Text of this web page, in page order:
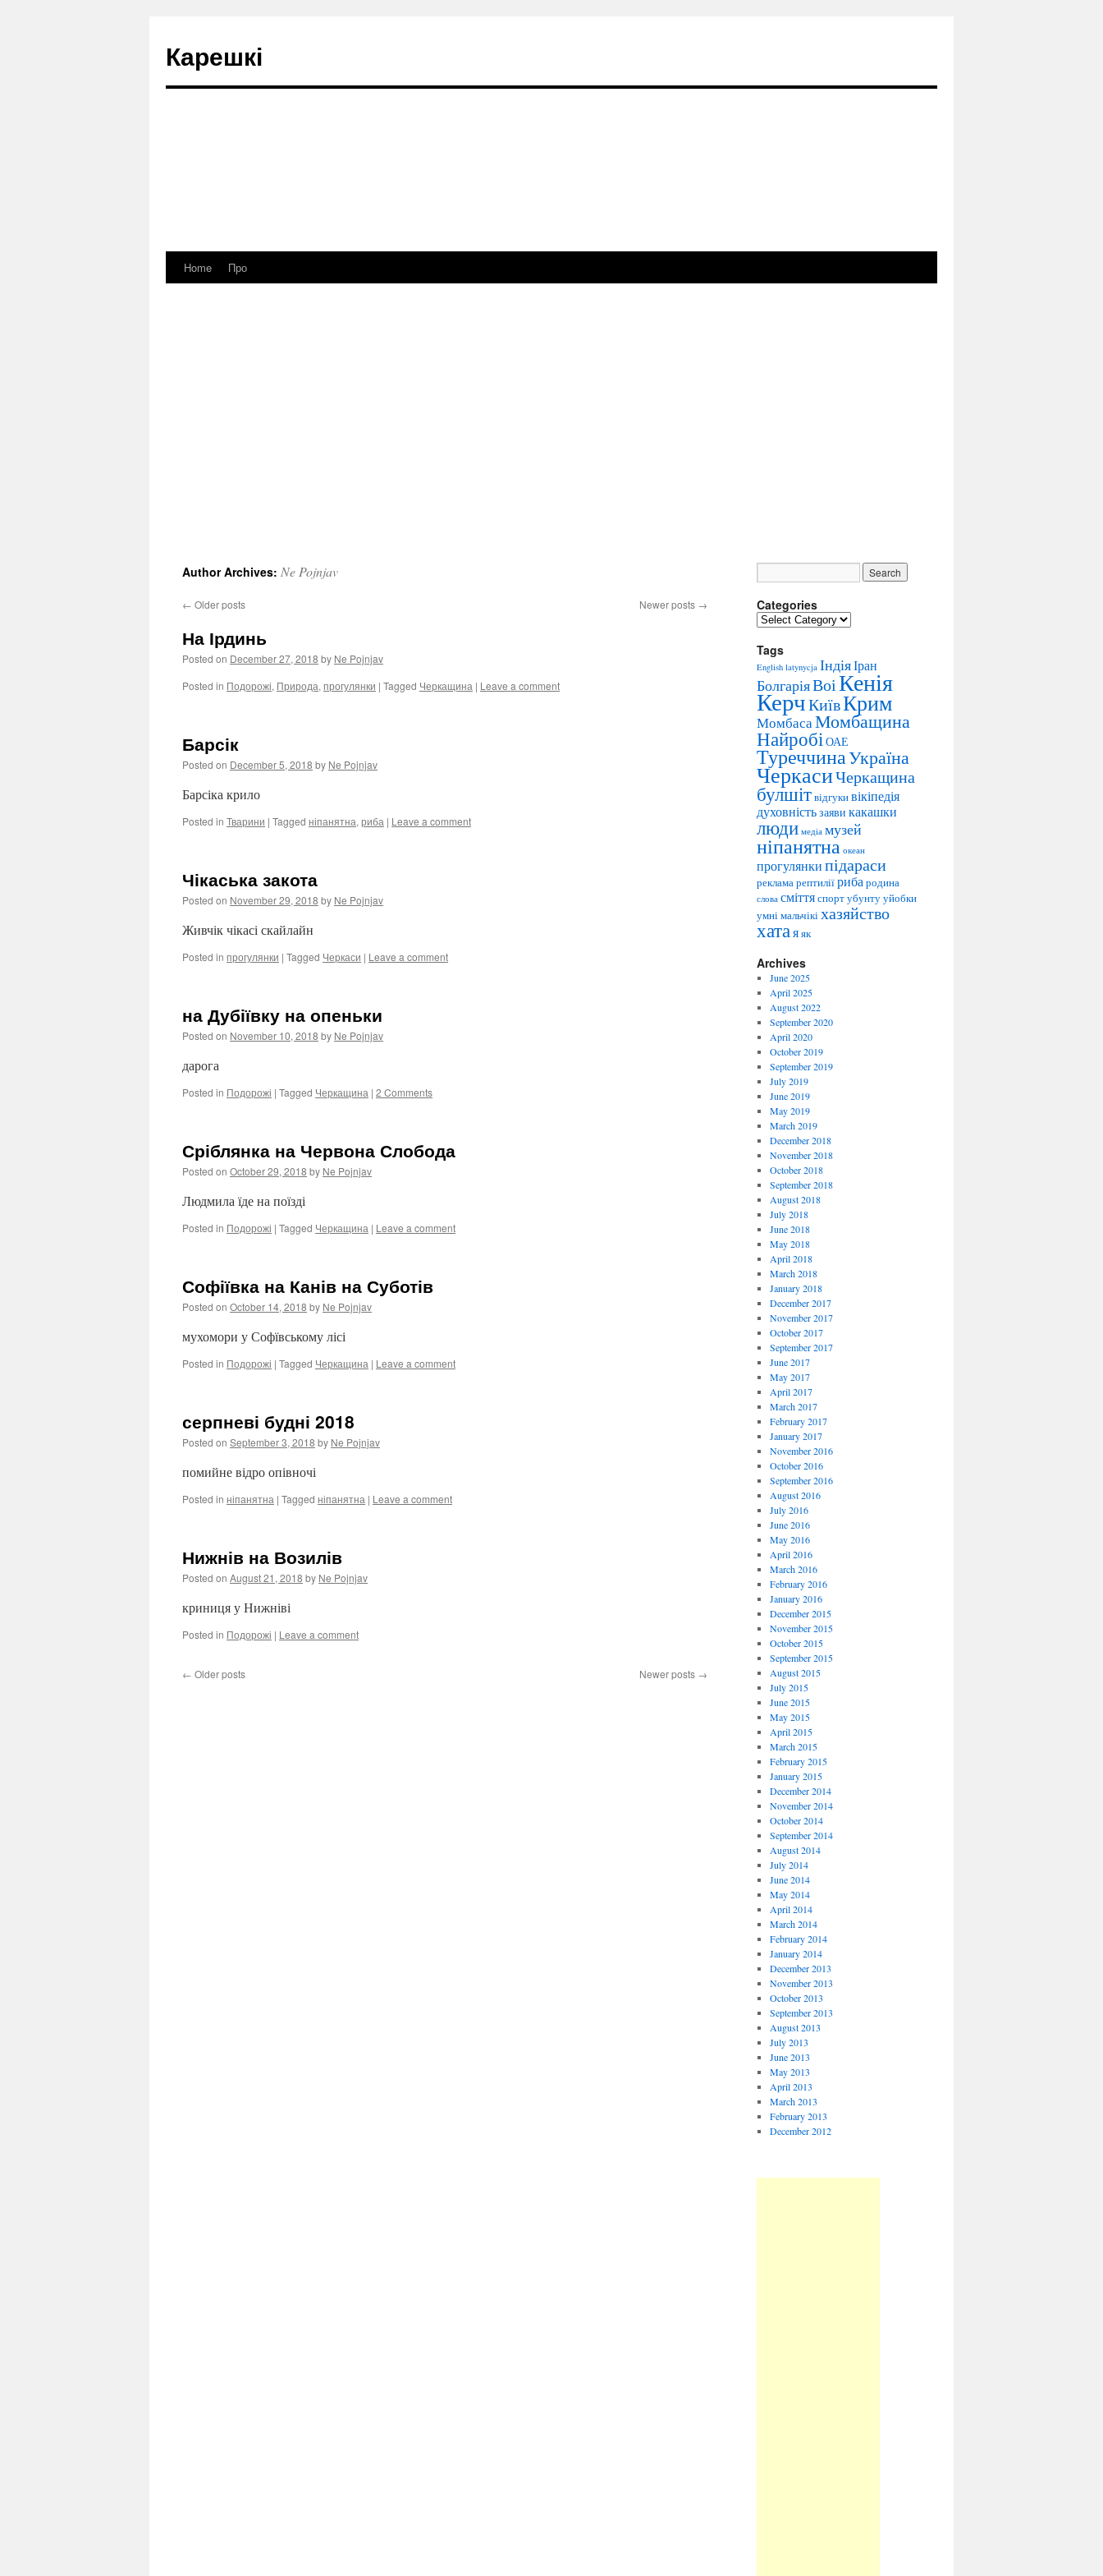
Карешкі
SkipHome Про
Author Archives: Ne Pojnjav
← Older posts Newer posts →
На Ірдинь
Posted on December 27, 2018 by Ne Pojnjav
Posted in Подорожі, Природа, прогулянки | Tagged Черкащина | Leave a comment
Барсік
Posted on December 5, 2018 by Ne Pojnjav
Барсіка крило
Posted in Тварини | Tagged ніпанятна, риба | Leave a comment
Чікаська закота
Posted on November 29, 2018 by Ne Pojnjav
Живчік чікасі скайлайн
Posted in прогулянки | Tagged Черкаси | Leave a comment
на Дубіївку на опеньки
Posted on November 10, 2018 by Ne Pojnjav
дарога
Posted in Подорожі | Tagged Черкащина | 2 Comments
Сріблянка на Червона Слобода
Posted on October 29, 2018 by Ne Pojnjav
Людмила їде на поїзді
Posted in Подорожі | Tagged Черкащина | Leave a comment
Софіївка на Канів на Суботів
Posted on October 14, 2018 by Ne Pojnjav
мухомори у Софївському лісі
Posted in Подорожі | Tagged Черкащина | Leave a comment
серпневі будні 2018
Posted on September 3, 2018 by Ne Pojnjav
помийне відро опівночі
Posted in ніпанятна | Tagged ніпанятна | Leave a comment
Нижнів на Возилів
Posted on August 21, 2018 by Ne Pojnjav
криниця у Нижніві
Posted in Подорожі | Leave a comment
← Older posts Newer posts →
Categories
C
t
e
g
o
r
i
e
s
Tags
English latynycja ІндіяІран
БолгаріяВоіКенія
КерчКиївКрим
МомбасаМомбащина
НайробіОАЕ
ТуреччинаУкраїна
ЧеркасиЧеркащина
булшітвідгукивікіпедія
духовністьзаяви какашки
люди медіа музей
ніпанятна океан
прогулянкипідараси
рекламарептиліїрибародина
слова сміттяспортубунтууйобки
умні мальчікіхазяйство
хатаяяк
Archives
June 2025
April 2025
August 2022
September 2020
April 2020
October 2019
September 2019
July 2019
June 2019
May 2019
March 2019
December 2018
November 2018
October 2018
September 2018
August 2018
July 2018
June 2018
May 2018
April 2018
March 2018
January 2018
December 2017
November 2017
October 2017
September 2017
June 2017
May 2017
April 2017
March 2017
February 2017
January 2017
November 2016
October 2016
September 2016
August 2016
July 2016
June 2016
May 2016
April 2016
March 2016
February 2016
January 2016
December 2015
November 2015
October 2015
September 2015
August 2015
July 2015
June 2015
May 2015
April 2015
March 2015
February 2015
January 2015
December 2014
November 2014
October 2014
September 2014
August 2014
July 2014
June 2014
May 2014
April 2014
March 2014
February 2014
January 2014
December 2013
November 2013
October 2013
September 2013
August 2013
July 2013
June 2013
May 2013
April 2013
March 2013
February 2013
December 2012